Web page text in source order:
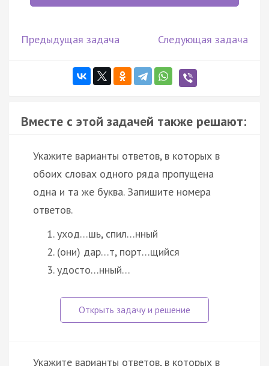
Предыдущая задача Следующая задача
Вместе с этой задачей также решают:
Укажите варианты ответов, в которых в
обоих словах одного ряда пропущена
одна и та же буква. Запишите номера
ответов.
уход…шь, спил…нный
(они) дар…т, порт…щийся
удосто…нный…
Укажите варианты ответов, в которых в